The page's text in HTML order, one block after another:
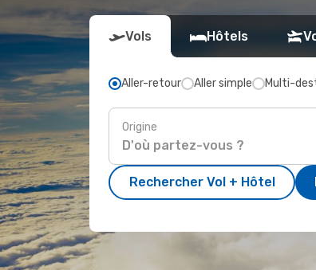
Vols Hôtels
Aller-retour Aller simple Multi-
Origine
Rechercher Vol + Hôtel